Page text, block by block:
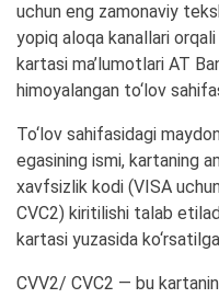
uchun eng zamonaviy
yopiq aloqa kanallari
kartasi ma’lumotlari AT
himoyalangan to‘lov
To‘lov sahifasidagi
egasining ismi, kartaning
xavfsizlik kodi (VISA
CVC2) kiritilishi talab
kartasi yuzasida
CVV2/ CVC2 — bu